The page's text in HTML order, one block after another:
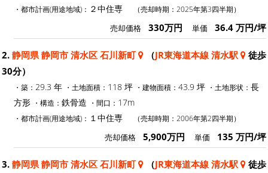
・都市計画(用途地域)： ２中住専 （売却時期：2025年第3四半期）
売却価格 330万円 単価 36.4 万円/坪
2. 静岡県 静岡市 清水区 石川新町 （JR東海道本線 清水駅
徒歩
30分）
・築： 29.3 年 ・土地面積： 118 坪 ・建物面積： 43.9 坪 ・土地形状： 長
方形 ・構造： 鉄骨造 ・間口： 17m
・都市計画(用途地域)： １中住専 （売却時期：2006年第2四半期）
売却価格 5,900万円 単価 135 万円/坪
3. 静岡県 静岡市 清水区 石川新町 （JR東海道本線 清水駅
徒歩